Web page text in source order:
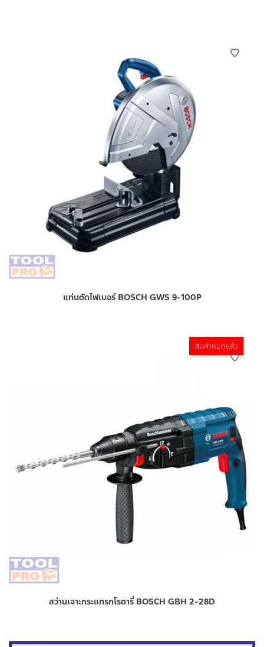
แท่นตัดไฟเบอร์ BOSCH GWS 9-100P
สินค้าหมดแล้ว
สว่านเจาะกระแทรกโรตารี่ BOSCH GBH 2-28D